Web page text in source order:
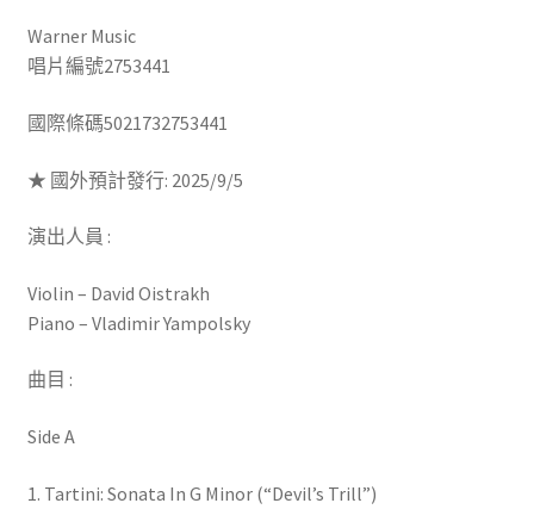
顫
音
提
奏
曲
大
衛．
伊
拉
Warner Music
唱片編號2753441
國際條碼5021732753441
★ 國外預計發行: 2025/9/5
演出人員 :
Violin – David Oistrakh
Piano – Vladimir Yampolsky
曲目 :
Side A
1. Tartini: Sonata In G Minor (“Devil’s Trill”)